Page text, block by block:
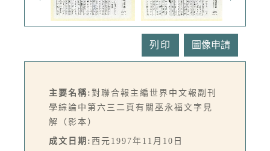
列印
主要名稱: 對聯合報主編世界中文報副刊
學綜論中第六三二頁有關巫永福文字見
解（影本）
成文日期: 西元1997年11月10日